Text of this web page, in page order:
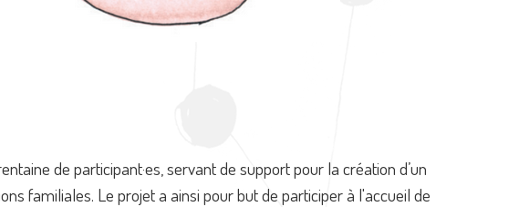
de participant·es, servant de support pour la création d’un
familiales. Le projet a ainsi pour but de participer à l'accueil de